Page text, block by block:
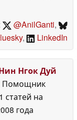
@AnilGanti,
, LinkedIn
Нгок Дуй
Помощник
статей на
года